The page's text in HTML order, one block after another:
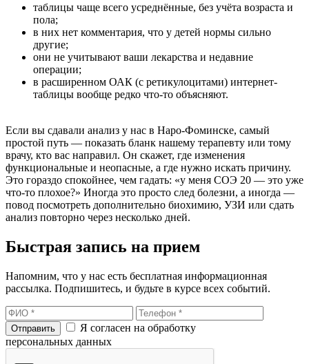
таблицы чаще всего усреднённые, без учёта возраста и
пола;
в них нет комментария, что у детей нормы сильно
другие;
они не учитывают ваши лекарства и недавние
операции;
в расширенном ОАК (с ретикулоцитами) интернет-
таблицы вообще редко что-то объясняют.
Если вы сдавали анализ у нас в Наро-Фоминске, самый
простой путь — показать бланк нашему терапевту или тому
врачу, кто вас направил. Он скажет, где изменения
функциональные и неопасные, а где нужно искать причину.
Это гораздо спокойнее, чем гадать: «у меня СОЭ 20 — это уже
что-то плохое?» Иногда это просто след болезни, а иногда —
повод посмотреть дополнительно биохимию, УЗИ или сдать
анализ повторно через несколько дней.
Быстрая запись на прием
Напомним, что у нас есть бесплатная информационная
рассылка. Подпишитесь, и будьте в курсе всех событий.
Я согласен на обработку
персональных данных